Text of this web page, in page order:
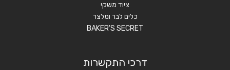
ציוד משקי
כלים לבר ומלצר
BAKER'S SECRET
דרכי התקשרות